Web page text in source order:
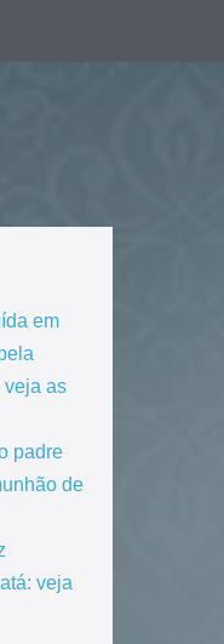
em
veja as
padre
de
veja